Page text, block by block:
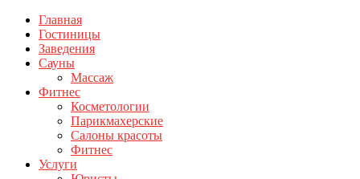
Главная
Гостиницы
Заведения
Сауны
Массаж
Фитнес
Косметологии
Парикмахерские
Салоны красоты
Фитнес
Услуги